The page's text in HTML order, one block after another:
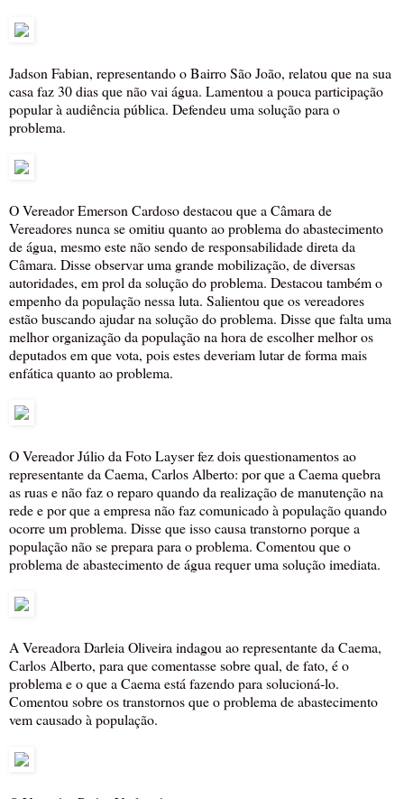
Jadson Fabian, representando o Bairro São João, relatou que na sua
casa faz 30 dias que não vai água. Lamentou a pouca participação
popular à audiência pública. Defendeu uma solução para o
problema.
O Vereador Emerson Cardoso destacou que a Câmara de
Vereadores nunca se omitiu quanto ao problema do abastecimento
de água, mesmo este não sendo de responsabilidade direta da
Câmara. Disse observar uma grande mobilização, de diversas
autoridades, em prol da solução do problema. Destacou também o
empenho da população nessa luta. Salientou que os vereadores
estão buscando ajudar na solução do problema. Disse que falta uma
melhor organização da população na hora de escolher melhor os
deputados em que vota, pois estes deveriam lutar de forma mais
enfática quanto ao problema.
O Vereador Júlio da Foto Layser fez dois questionamentos ao
representante da Caema, Carlos Alberto: por que a Caema quebra
as ruas e não faz o reparo quando da realização de manutenção na
rede e por que a empresa não faz comunicado à população quando
ocorre um problema. Disse que isso causa transtorno porque a
população não se prepara para o problema. Comentou que o
problema de abastecimento de água requer uma solução imediata.
A Vereadora Darleia Oliveira indagou ao representante da Caema,
Carlos Alberto, para que comentasse sobre qual, de fato, é o
problema e o que a Caema está fazendo para solucioná-lo.
Comentou sobre os transtornos que o problema de abastecimento
vem causado à população.